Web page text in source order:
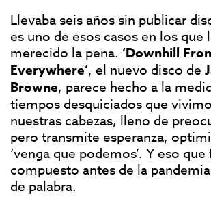
Llevaba seis años sin publicar
es uno de esos casos en los que
merecido la pena. ‘Downhill
Everywhere’, el nuevo disco de
Browne, parece hecho a la
tiempos desquiciados que
nuestras cabezas, lleno de
pero transmite esperanza,
‘venga que podemos’. Y eso que
compuesto antes de la
de palabra.